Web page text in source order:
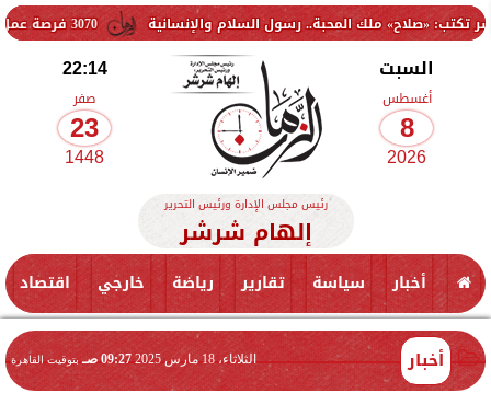
3070 فرصة عمل جديدة بالقطاع الخاص.. وظائف برواتب تصل إلى 9500 جنيه المحبة.. رسول السلام والإنسانية
السبت
أغسطس
8
2026
22:14
صفر
23
1448
رئيس مجلس الإدارة ورئيس التحرير
إلهام شرشر
أخبار سياسة تقارير رياضة خارجي اقتصاد
أخبار الثلاثاء، 18 مارس 2025 09:27 صـ بتوقيت القاهرة